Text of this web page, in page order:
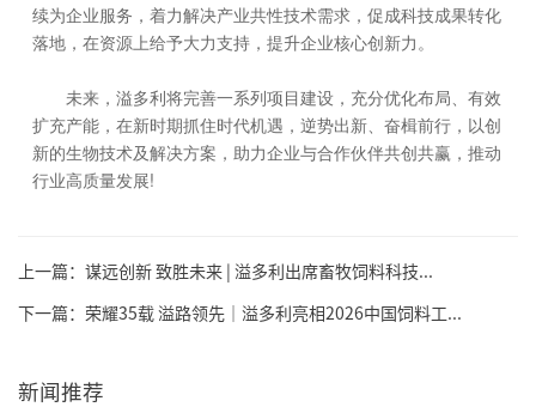
续为企业服务，着力解决产业共性技术需求，促成科技成果转化
落地，在资源上给予大力支持，提升企业核心创新力。
未来，溢多利将完善一系列项目建设，充分优化布局、有效
扩充产能，在新时期抓住时代机遇，逆势出新、奋楫前行，以创
新的生物技术及解决方案，助力企业与合作伙伴共创共赢，推动
行业高质量发展!
上一篇：谋远创新 致胜未来 | 溢多利出席畜牧饲料科技...
下一篇：荣耀35载 溢路领先｜溢多利亮相2026中国饲料工...
新闻推荐